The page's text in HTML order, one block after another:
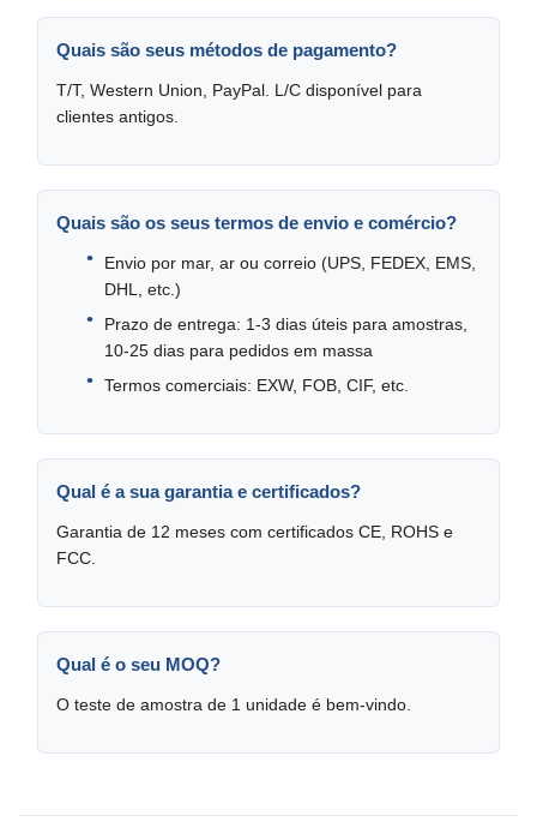
Quais são seus métodos de pagamento?
T/T, Western Union, PayPal. L/C disponível para
clientes antigos.
Quais são os seus termos de envio e comércio?
Envio por mar, ar ou correio (UPS, FEDEX, EMS,
DHL, etc.)
Prazo de entrega: 1-3 dias úteis para amostras,
10-25 dias para pedidos em massa
Termos comerciais: EXW, FOB, CIF, etc.
Qual é a sua garantia e certificados?
Garantia de 12 meses com certificados CE, ROHS e
FCC.
Qual é o seu MOQ?
O teste de amostra de 1 unidade é bem-vindo.